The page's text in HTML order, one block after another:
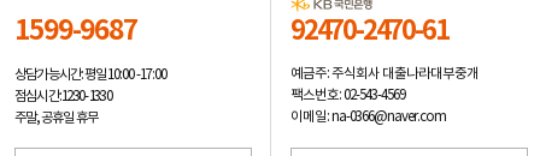
1599-9687
상담가능시간: 평일10:00 -17:00
점심시간: 12:30 - 13:30
주말, 공휴일 휴무
92470-2470-61
예금주: 주식회사 대출나라대부중개
팩스번호: 02-543-4569
이메일: na-0366@naver.com